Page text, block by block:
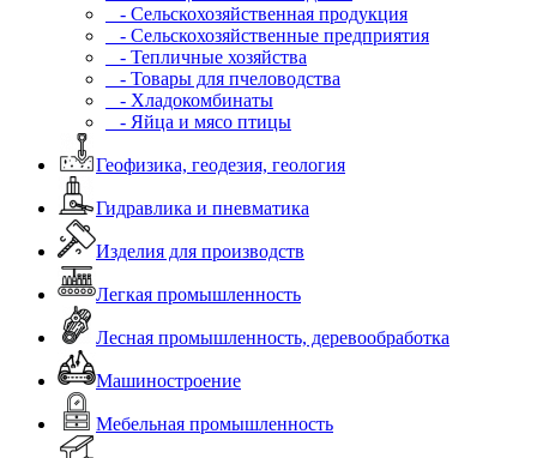
- Сельскохозяйственная продукция
- Сельскохозяйственные предприятия
- Тепличные хозяйства
- Товары для пчеловодства
- Хладокомбинаты
- Яйца и мясо птицы
Геофизика, геодезия, геология
Гидравлика и пневматика
Изделия для производств
Легкая промышленность
Лесная промышленность, деревообработка
Машиностроение
Мебельная промышленность